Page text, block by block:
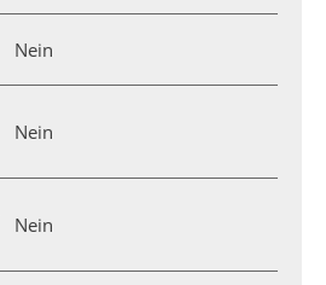
Nein
Nein
Nein